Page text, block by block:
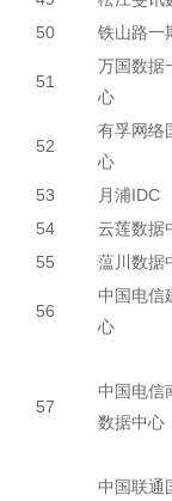
50
铁山路一
51
万国数据
心
52
有孚网络
心
53
月浦IDC
54
云莲数据
55
蕰川数据
56
中国电信
心
57
中国电信
数据中心
中国联通